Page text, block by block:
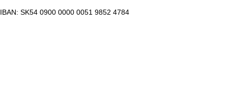
IBAN: SK54 0900 0000 0051 9852 4784